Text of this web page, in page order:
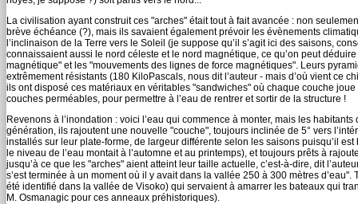
La civilisation ayant construit ces "arches" était tout à fait avancée : non
brève échéance (?), mais ils savaient également prévoir les évènements
l’inclinaison de la Terre vers le Soleil (je suppose qu’il s’agit ici des saisons,
connaissaient aussi le nord céleste et le nord magnétique, ce qu’on peut
magnétique" et les "mouvements des lignes de force magnétiques". Leurs
extrêmement résistants (180 KiloPascals, nous dit l’auteur - mais d’où vient ce
ils ont disposé ces matériaux en véritables "sandwiches" où chaque couche
couches perméables, pour permettre à l’eau de rentrer et sortir de la structure !
Revenons à l’inondation : voici l’eau qui commence à monter, mais les
génération, ils rajoutent une nouvelle "couche", toujours inclinée de 5° vers
installés sur leur plate-forme, de largeur différente selon les saisons puisqu’il
le niveau de l’eau montait à l’automne et au printemps), et toujours prêts à
jusqu’à ce que les "arches" aient atteint leur taille actuelle, c’est-à-dire, dit
s’est terminée à un moment où il y avait dans la vallée 250 à 300 mètres
été identifié dans la vallée de Visoko) qui servaient à amarrer les bateaux qui
M. Osmanagic pour ces anneaux préhistoriques).